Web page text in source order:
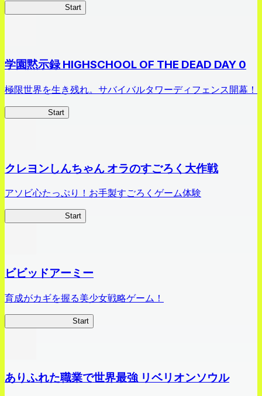
Start
学園黙示録 HIGHSCHOOL OF THE DEAD DAY 0
極限世界を生き残れ。サバイバルタワーディフェンス開幕！
Start
クレヨンしんちゃん オラのすごろく大作戦
アソビ心たっぷり！お手製すごろくゲーム体験
Start
ビビッドアーミー
育成がカギを握る美少女戦略ゲーム！
Start
ありふれた職業で世界最強 リベリオンソウル